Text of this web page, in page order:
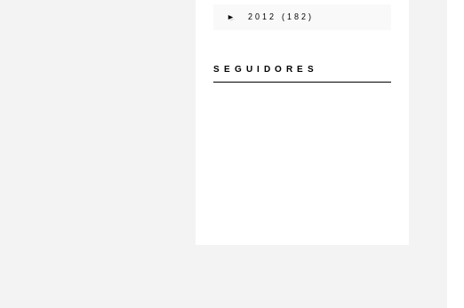
► 2012 (182)
SEGUIDORES